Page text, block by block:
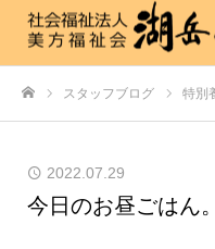
スタッフブログ 特別
2022.07.29
今日のお昼ごはん。